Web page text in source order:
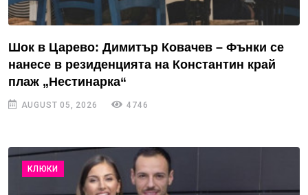
Шок в Царево: Димитър Ковачев – Фънки се
нанесе в резиденцията на Константин край
плаж „Нестинарка“
AUGUST 05, 2026 4746
КЛЮКИ